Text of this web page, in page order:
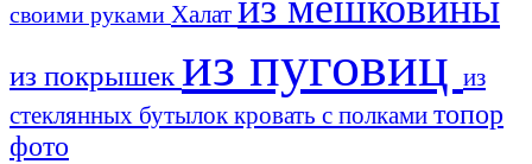
своими руками Халат
из покрышек из пуговиц из
стеклянных бутылоккровать с полками топор
фото